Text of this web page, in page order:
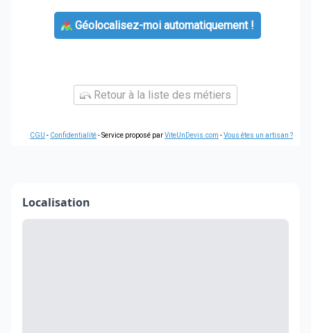
Géolocalisez-moi automatiquement !
Retour à la liste des métiers
CGU - Confidentialité- Service proposé parViteUnDevis.com -Vous êtes un artisan ?
Localisation